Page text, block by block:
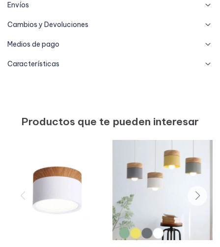
Envíos
Cambios y Devoluciones
Medios de pago
Características
Productos que te pueden interesar